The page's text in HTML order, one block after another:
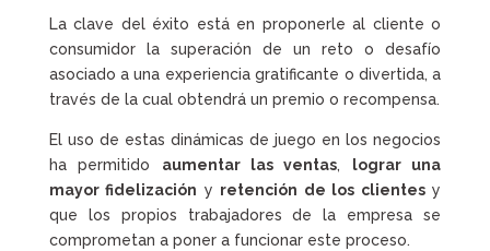
La clave del éxito está en proponerle al cliente o
consumidor la superación de un reto o desafío
asociado a una experiencia gratificante o divertida, a
través de la cual obtendrá un premio o recompensa.
El uso de estas dinámicas de juego en los negocios
ha permitido aumentar las ventas, lograr una
mayor fidelización y retención de los clientesy
que los propios trabajadores de la empresa se
comprometan a poner a funcionar este proceso.